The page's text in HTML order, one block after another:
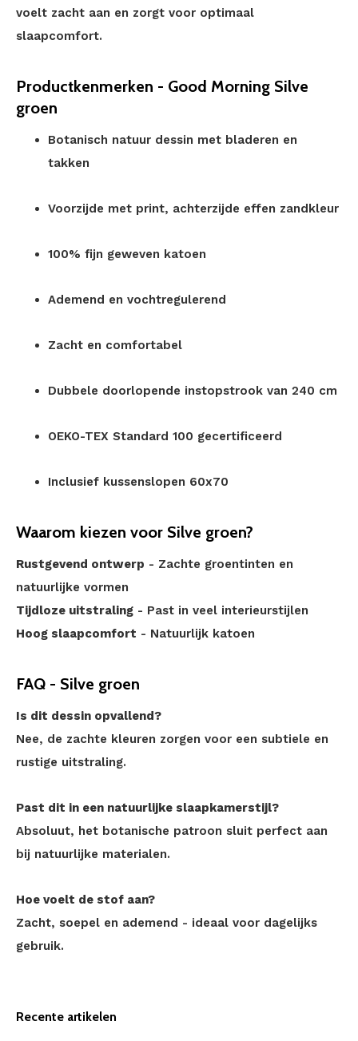
voelt zacht aan en zorgt voor optimaal
slaapcomfort.
Productkenmerken - Good Morning Silve
groen
Botanisch natuur dessin met bladeren en
takken
Voorzijde met print, achterzijde effen zandkleur
100% fijn geweven katoen
Ademend en vochtregulerend
Zacht en comfortabel
Dubbele doorlopende instopstrook van 240 cm
OEKO-TEX Standard 100 gecertificeerd
Inclusief kussenslopen 60x70
Waarom kiezen voor Silve groen?
Rustgevend ontwerp - Zachte groentinten en
natuurlijke vormen
Tijdloze uitstraling - Past in veel interieurstijlen
Hoog slaapcomfort - Natuurlijk katoen
FAQ - Silve groen
Is dit dessin opvallend?
Nee, de zachte kleuren zorgen voor een subtiele en
rustige uitstraling.
Past dit in een natuurlijke slaapkamerstijl?
Absoluut, het botanische patroon sluit perfect aan
bij natuurlijke materialen.
Hoe voelt de stof aan?
Zacht, soepel en ademend - ideaal voor dagelijks
gebruik.
Recente artikelen